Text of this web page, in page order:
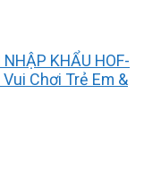
KHẨU HOF-
Chơi Trẻ Em &